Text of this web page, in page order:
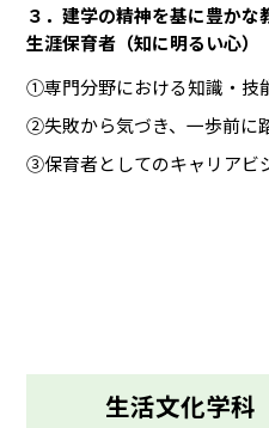
３．建学の精神を基に豊かな
生涯保育者（知に明るい心）
①専門分野における知識・技
②失敗から気づき、一歩前に
③保育者としてのキャリアビ
生活文化学